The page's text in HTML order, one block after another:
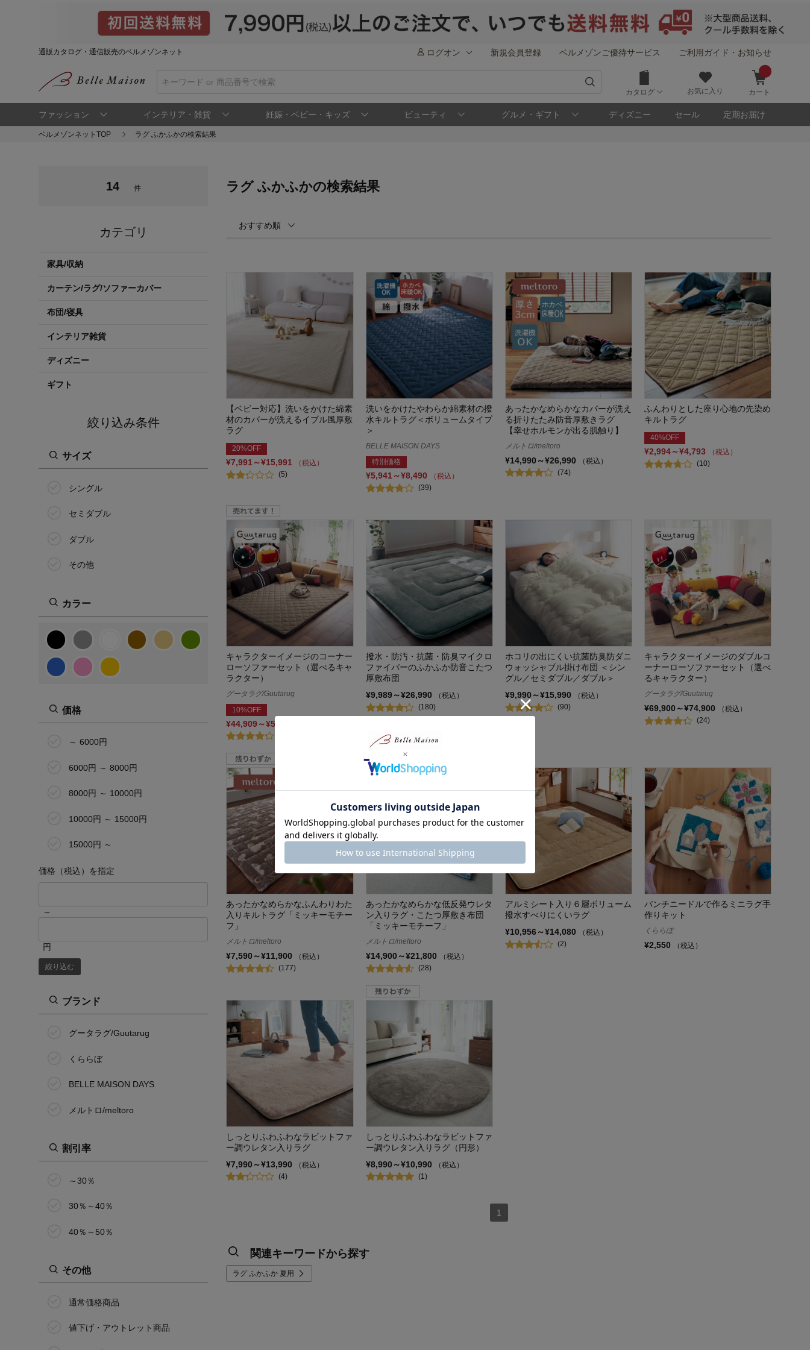
通販カタログ・通信販売のベルメゾンネット ログオン 新規会員登録 ベルメゾンご優待サービス ご利用ガイド・お知らせ
カタログ お気に入り カート
ファッション インテリア・雑貨 妊娠・ベビー・キッズ ビューティ グルメ・ギフト ディズニー セール 定期お届け
ベルメゾンネットTOP ラグ ふかふかの検索結果
14 件
カテゴリ
家具/収納
カーテン/ラグ/ソファーカバー
布団/寝具
インテリア雑貨
ディズニー
ギフト
絞り込み条件
サイズ
シングル
セミダブル
ダブル
その他
カラー
価格
～ 6000円
6000円 ～ 8000円
8000円 ～ 10000円
10000円 ～ 15000円
15000円 ～
価格（税込）を指定
～
円
絞り込む
ブランド
グータラグ/Guutarug
くららぼ
BELLE MAISON DAYS
メルトロ/meltoro
割引率
～30％
30％～40％
40％～50％
その他
通常価格商品
値下げ・アウトレット商品
ラグ ふかふかの検索結果
おすすめ順
【ベビー対応】洗いをかけた綿素
材のカバーが洗えるイブル風厚敷
ラグ
20%OFF
¥7,991～¥15,991
（税込）
(5)
洗いをかけたやわらか綿素材の撥
水キルトラグ＜ボリュームタイプ
＞
BELLE MAISON DAYS
特別価格
¥5,941～¥8,490
（税込）
(39)
あったかなめらかなカバーが洗え
る折りたたみ防音厚敷きラグ
【幸せホルモンが出る肌触り】
メルトロ/meltoro
¥14,990～¥26,990
（税込）
(74)
ふんわりとした座り心地の先染め
キルトラグ
40%OFF
¥2,994～¥4,793
（税込）
(10)
キャラクターイメージのコーナー
ローソファーセット（選べるキャ
ラクター）
グータラグ/Guutarug
10%OFF
¥44,909～¥52,110
撥水・防汚・抗菌・防臭マイクロ
ファイバーのふかふか防音こたつ
厚敷布団
¥9,989～¥26,990
（税込）
(180)
ホコリの出にくい抗菌防臭防ダニ
ウォッシャブル掛け布団 ＜シン
グル／セミダブル／ダブル＞
¥9,990～¥15,990
（税込）
(90)
キャラクターイメージのダブルコ
ーナーローソファーセット（選べ
るキャラクター）
グータラグ/Guutarug
¥69,900～¥74,900
（税込）
(24)
あったかなめらかなふんわりわた
入りキルトラグ「ミッキーモチー
フ」
メルトロ/meltoro
¥7,590～¥11,900
（税込）
(177)
あったかなめらかな低反発ウレタ
ン入りラグ・こたつ厚敷き布団
「ミッキーモチーフ」
メルトロ/meltoro
¥14,900～¥21,800
（税込）
(28)
アルミシート入り６層ボリューム
撥水すべりにくいラグ
¥10,956～¥14,080
（税込）
(2)
パンチニードルで作るミニラグ手
作りキット
くららぼ
¥2,550 （税込）
しっとりふわふわなラビットファ
ー調ウレタン入りラグ
¥7,990～¥13,990
（税込）
(4)
しっとりふわふわなラビットファ
ー調ウレタン入りラグ（円形）
¥8,990～¥10,990
（税込）
(1)
1
関連キーワードから探す
ラグ ふかふか 夏用